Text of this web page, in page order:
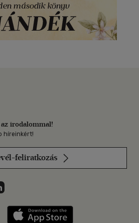
irodalommal!
híreinkért!
feliratkozás
on
Instagramon
Libri a LinkedInen
applikáció Szerezd meg: Google